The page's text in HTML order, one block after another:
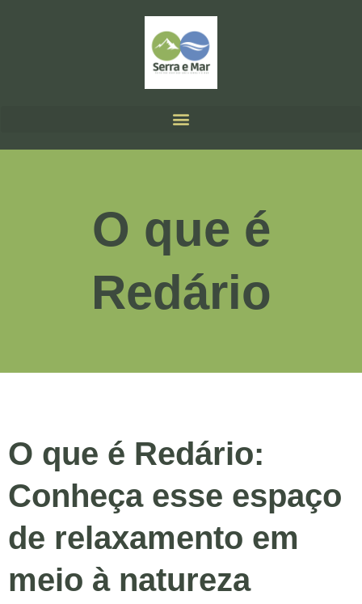
O que é
Redário
O que é Redário:
Conheça esse espaço
de relaxamento em
meio à natureza